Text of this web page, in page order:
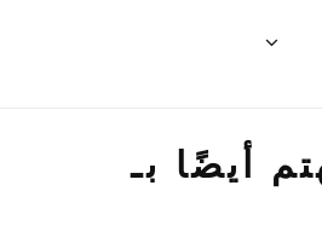
أيضًا بـ